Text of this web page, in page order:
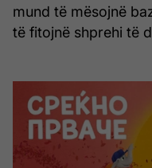
mund të mësojnë
të fitojnë shprehi të